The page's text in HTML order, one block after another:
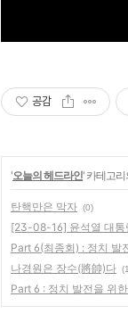
공감
'오늘의 헤드라인' 카테고
탄핵만은 막자 (0)
[23-08-16] 윤석열 대통
Part 6(최종회) : 정치 발
나경원은 장수(將帥)다
Part 6 : 정치 발전을 위